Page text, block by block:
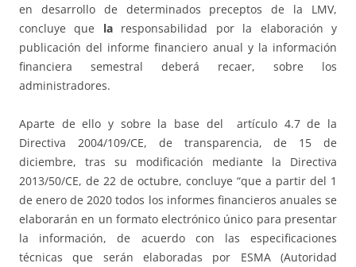
en desarrollo de determinados preceptos de la LMV,
concluye que la responsabilidad por la elaboración y
publicación del informe financiero anual y la información
financiera semestral deberá recaer, sobre los
administradores.
Aparte de ello y sobre la base del artículo 4.7 de la
Directiva 2004/109/CE, de transparencia, de 15 de
diciembre, tras su modificación mediante la Directiva
2013/50/CE, de 22 de octubre, concluye “que a partir del 1
de enero de 2020 todos los informes financieros anuales se
elaborarán en un formato electrónico único para presentar
la información, de acuerdo con las especificaciones
técnicas que serán elaboradas por ESMA (Autoridad